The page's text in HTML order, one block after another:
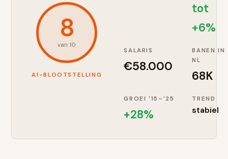
8
van 10
AI-BLOOTSTELLING
tot
+6%
SALARIS
€58.000
BANEN IN
NL
68K
GROEI '15–'25
+28%
TREND
stabiel